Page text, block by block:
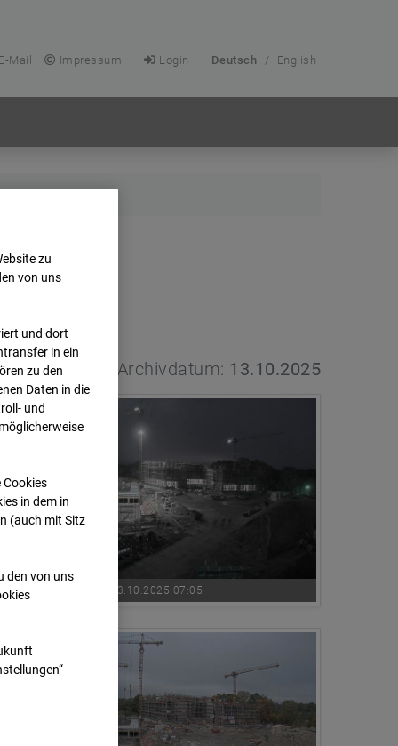
E-Mail Impressum Login Deutsch / English
Archivdatum: 13.10.2025
13.10.2025 07:05
zu
von uns
und dort
in ein
zu den
Daten in die
und
Cookies
in dem in
(auch mit Sitz
den von uns